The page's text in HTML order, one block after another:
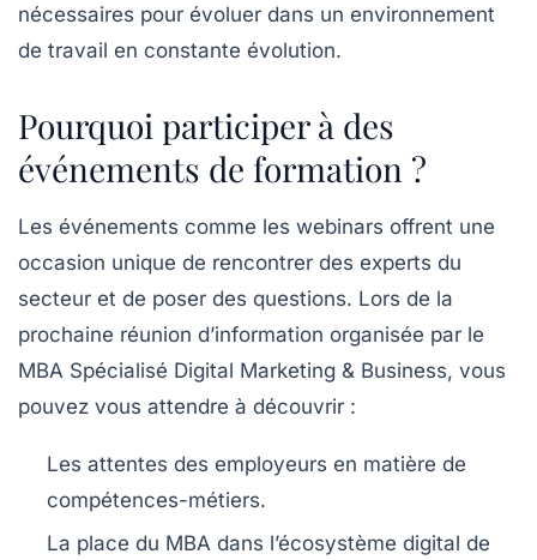
nécessaires pour évoluer dans un environnement
de travail en constante évolution.
Pourquoi participer à des
événements de formation ?
Les événements comme les webinars offrent une
occasion unique de rencontrer des experts du
secteur et de poser des questions. Lors de la
prochaine réunion d’information organisée par le
MBA Spécialisé Digital Marketing & Business, vous
pouvez vous attendre à découvrir :
Les attentes des employeurs en matière de
compétences-métiers.
La place du MBA dans l’écosystème digital de